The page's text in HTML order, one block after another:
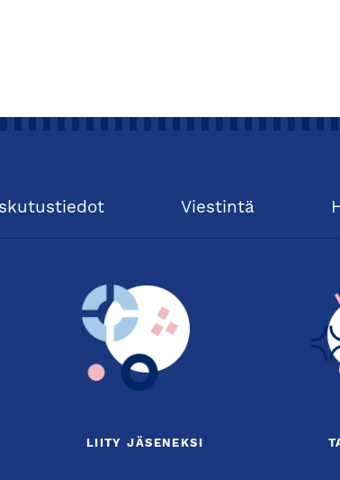
Viestintä
LIITY JÄSENEKSI